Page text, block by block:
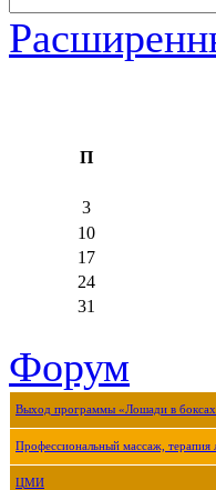
П
3
10
17
24
31
Форум
Выход программы «Лошади в
Профессиональный массаж, терапия
ЦМИ